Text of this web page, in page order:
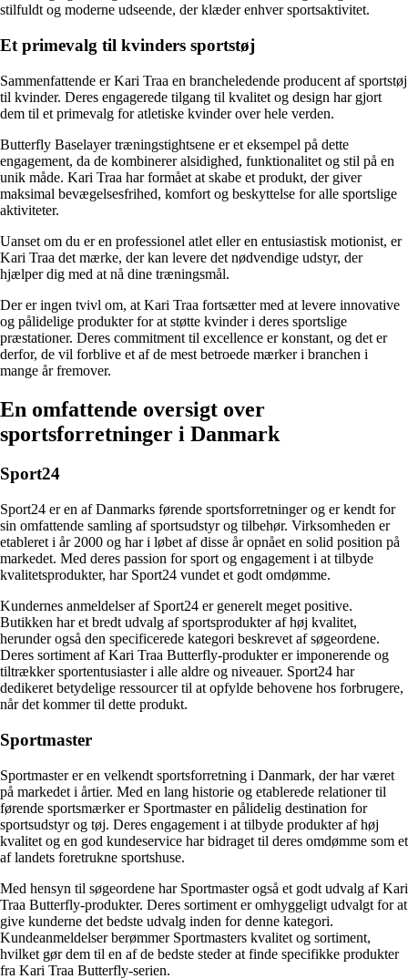
stilfuldt og moderne udseende, der klæder enhver sportsaktivitet.
Et primevalg til kvinders sportstøj
Sammenfattende er Kari Traa en brancheledende producent af sportstøj
til kvinder. Deres engagerede tilgang til kvalitet og design har gjort
dem til et primevalg for atletiske kvinder over hele verden.
Butterfly Baselayer træningstightsene er et eksempel på dette
engagement, da de kombinerer alsidighed, funktionalitet og stil på en
unik måde. Kari Traa har formået at skabe et produkt, der giver
maksimal bevægelsesfrihed, komfort og beskyttelse for alle sportslige
aktiviteter.
Uanset om du er en professionel atlet eller en entusiastisk motionist, er
Kari Traa det mærke, der kan levere det nødvendige udstyr, der
hjælper dig med at nå dine træningsmål.
Der er ingen tvivl om, at Kari Traa fortsætter med at levere innovative
og pålidelige produkter for at støtte kvinder i deres sportslige
præstationer. Deres commitment til excellence er konstant, og det er
derfor, de vil forblive et af de mest betroede mærker i branchen i
mange år fremover.
En omfattende oversigt over
sportsforretninger i Danmark
Sport24
Sport24 er en af Danmarks førende sportsforretninger og er kendt for
sin omfattende samling af sportsudstyr og tilbehør. Virksomheden er
etableret i år 2000 og har i løbet af disse år opnået en solid position på
markedet. Med deres passion for sport og engagement i at tilbyde
kvalitetsprodukter, har Sport24 vundet et godt omdømme.
Kundernes anmeldelser af Sport24 er generelt meget positive.
Butikken har et bredt udvalg af sportsprodukter af høj kvalitet,
herunder også den specificerede kategori beskrevet af søgeordene.
Deres sortiment af Kari Traa Butterfly-produkter er imponerende og
tiltrækker sportentusiaster i alle aldre og niveauer. Sport24 har
dedikeret betydelige ressourcer til at opfylde behovene hos forbrugere,
når det kommer til dette produkt.
Sportmaster
Sportmaster er en velkendt sportsforretning i Danmark, der har været
på markedet i årtier. Med en lang historie og etablerede relationer til
førende sportsmærker er Sportmaster en pålidelig destination for
sportsudstyr og tøj. Deres engagement i at tilbyde produkter af høj
kvalitet og en god kundeservice har bidraget til deres omdømme som et
af landets foretrukne sportshuse.
Med hensyn til søgeordene har Sportmaster også et godt udvalg af Kari
Traa Butterfly-produkter. Deres sortiment er omhyggeligt udvalgt for at
give kunderne det bedste udvalg inden for denne kategori.
Kundeanmeldelser berømmer Sportmasters kvalitet og sortiment,
hvilket gør dem til en af de bedste steder at finde specifikke produkter
fra Kari Traa Butterfly-serien.